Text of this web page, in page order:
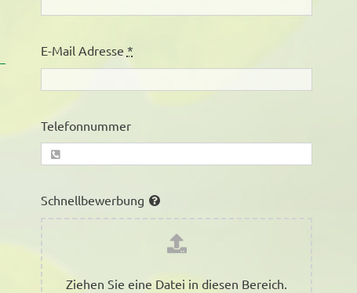
E-Mail Adresse *
Telefonnummer
Schnellbewerbung
Ziehen Sie eine Datei in diesen Bereich.